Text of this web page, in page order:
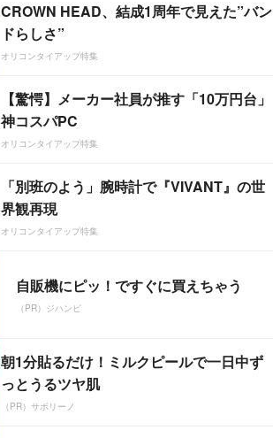
CROWN HEAD、結成1周年で見えた”バン
ドらしさ”
オリコンタイアップ特集
【驚愕】メーカー社員が推す「10万円台」
神コスパPC
オリコンタイアップ特集
「別班のよう」腕時計で『VIVANT』の世
界観再現
オリコンタイアップ特集
自販機にピッ！ですぐに買えちゃう
（PR）ジハンピ
朝1分貼るだけ！ミルクピールで一日中ず
っとうるツヤ肌
（PR）サボリーノ